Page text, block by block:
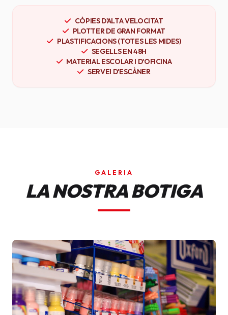
CÒPIES D'ALTA VELOCITAT
PLOTTER DE GRAN FORMAT
PLASTIFICACIONS (TOTES LES MIDES)
SEGELLS EN 48H
MATERIAL ESCOLAR I D'OFICINA
SERVEI D'ESCÀNER
GALERIA
LA NOSTRA BOTIGA